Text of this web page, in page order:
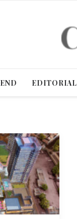
EDITORIAL